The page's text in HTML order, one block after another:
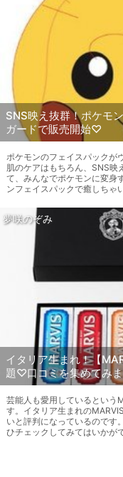
SNS映え抜群！ポケモ
ガードで販売開始♡
ポケモンのフェイスパックが
肌のケアはもちろん、SNS
て、みんなでポケモンに変身
ンフェイスパックで癒しちゃ
夢咲のぞみ
イタリア生まれ！【
題♡口コミを集めてみ
芸能人も愛用しているという
す。イタリア生まれの
いと評判になっているのです
ひチェックしてみてはいかが